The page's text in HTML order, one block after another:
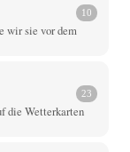
10
wir sie vor dem
23
die Wetterkarten